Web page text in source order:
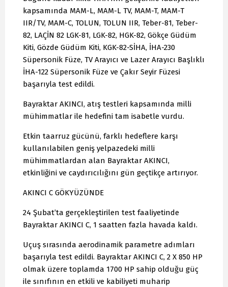
kapsamında MAM-L, MAM-L TV, MAM-T, MAM-T
IIR/TV, MAM-C, TOLUN, TOLUN IIR, Teber-81, Teber-
82, LAÇİN 82 LGK-81, LGK-82, HGK-82, Gökçe Güdüm
Kiti, Gözde Güdüm Kiti, KGK-82-SİHA, İHA-230
Süpersonik Füze, TV Arayıcı ve Lazer Arayıcı Başlıklı
İHA-122 Süpersonik Füze ve Çakır Seyir Füzesi
başarıyla test edildi.
Bayraktar AKINCI, atış testleri kapsamında milli
mühimmatlar ile hedefini tam isabetle vurdu.
Etkin taarruz gücünü, farklı hedeflere karşı
kullanılabilen geniş yelpazedeki milli
mühimmatlardan alan Bayraktar AKINCI,
etkinliğini ve caydırıcılığını gün geçtikçe artırıyor.
AKINCI C GÖKYÜZÜNDE
24 Şubat’ta gerçekleştirilen test faaliyetinde
Bayraktar AKINCI C, 1 saatten fazla havada kaldı.
Uçuş sırasında aerodinamik parametre adımları
başarıyla test edildi. Bayraktar AKINCI C, 2 X 850 HP
olmak üzere toplamda 1700 HP sahip olduğu güç
ile sınıfının en etkili ve kabiliyeti muharip